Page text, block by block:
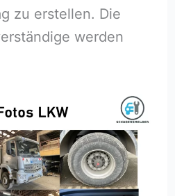
zu erstellen. Die
werden